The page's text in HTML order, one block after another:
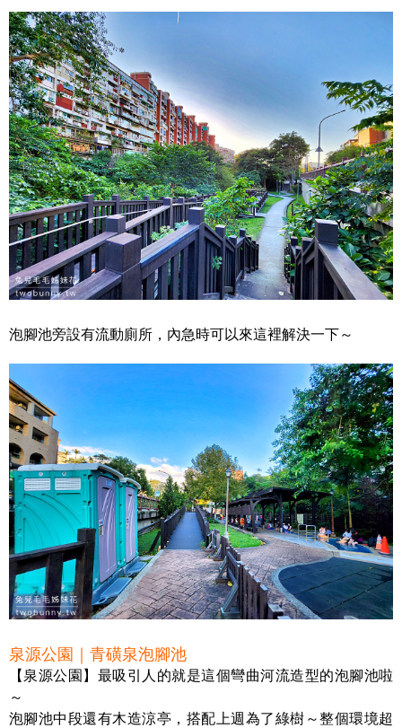
泡腳池旁設有流動廁所，內急時可以來這裡解決一下～
泉源公園｜青磺泉泡腳池
【泉源公園】最吸引人的就是這個彎曲河流造型的泡腳池啦
～
泡腳池中段還有木造涼亭，搭配上週為了綠樹～整個環境超